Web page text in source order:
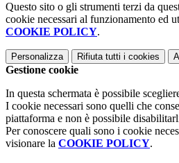
Questo sito o gli strumenti terzi da
cookie necessari al funzionamento ed
COOKIE POLICY.
Personalizza Rifiuta tutti i cookies
Gestione cookie
In questa schermata è possibile
I cookie necessari sono quelli che
piattaforma e non è possibile
Per conoscere quali sono i cookie
visionare la COOKIE POLICY.